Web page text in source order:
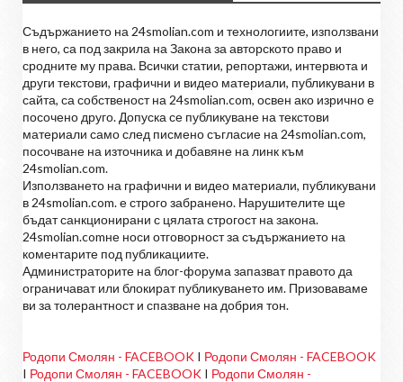
Съдържанието на 24smolian.com и технологиите, използвани
в него, са под закрила на Закона за авторското право и
сродните му права. Всички статии, репортажи, интервюта и
други текстови, графични и видео материали, публикувани в
сайта, са собственост на 24smolian.com, освен ако изрично е
посочено друго. Допуска се публикуване на текстови
материали само след писмено съгласие на 24smolian.com,
посочване на източника и добавяне на линк към
24smolian.com.
Използването на графични и видео материали, публикувани
в 24smolian.com. е строго забранено. Нарушителите ще
бъдат санкционирани с цялата строгост на закона.
24smolian.comне носи отговорност за съдържанието на
коментарите под публикациите.
Администраторите на блог-форума запазват правото да
ограничават или блокират публикуването им. Призоваваме
ви за толерантност и спазване на добрия тон.
Родопи Смолян - FACEBOOK I Родопи Смолян - FACEBOOK
I Родопи Смолян - FACEBOOK I Родопи Смолян -